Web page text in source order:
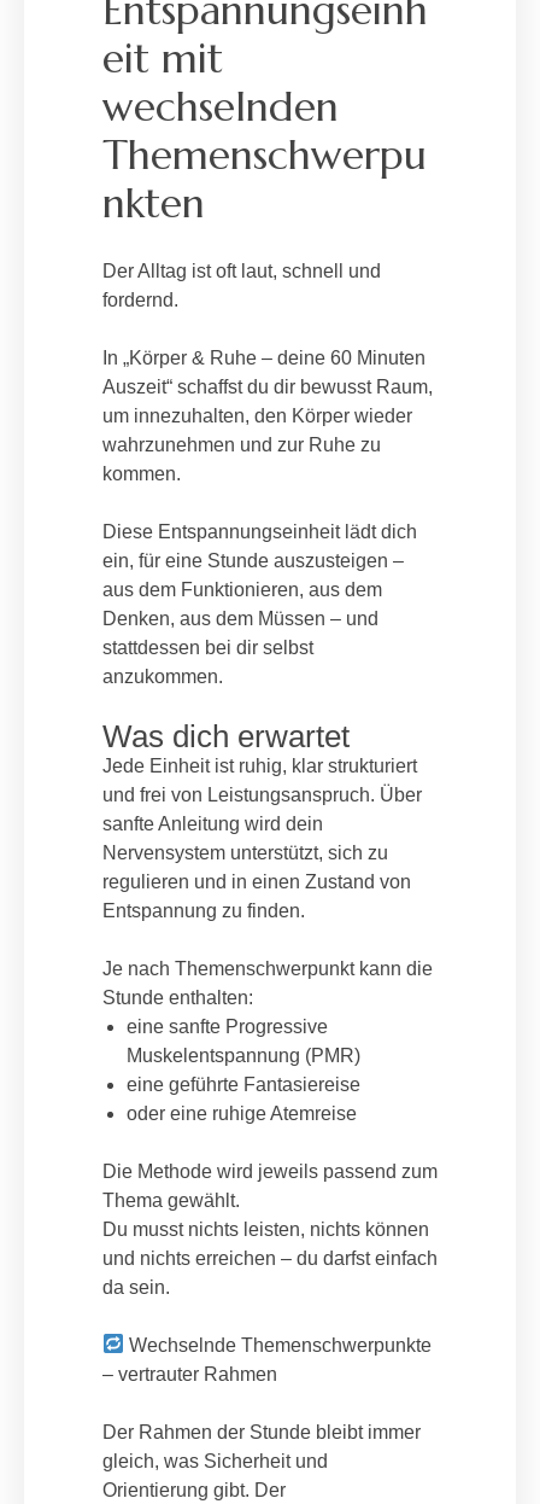
eit mit
wechselnden
Themenschwerpu
nkten
Der Alltag ist oft laut, schnell und
fordernd.
In „Körper & Ruhe – deine 60 Minuten
Auszeit“ schaffst du dir bewusst Raum,
um innezuhalten, den Körper wieder
wahrzunehmen und zur Ruhe zu
kommen.
Diese Entspannungseinheit lädt dich
ein, für eine Stunde auszusteigen –
aus dem Funktionieren, aus dem
Denken, aus dem Müssen – und
stattdessen bei dir selbst
anzukommen.
Was dich erwartet
Jede Einheit ist ruhig, klar strukturiert
und frei von Leistungsanspruch. Über
sanfte Anleitung wird dein
Nervensystem unterstützt, sich zu
regulieren und in einen Zustand von
Entspannung zu finden.
Je nach Themenschwerpunkt kann die
Stunde enthalten:
eine sanfte Progressive
Muskelentspannung (PMR)
eine geführte Fantasiereise
oder eine ruhige Atemreise
Die Methode wird jeweils passend zum
Thema gewählt.
Du musst nichts leisten, nichts können
und nichts erreichen – du darfst einfach
da sein.
Wechselnde Themenschwerpunkte
– vertrauter Rahmen
Der Rahmen der Stunde bleibt immer
gleich, was Sicherheit und
Orientierung gibt. Der